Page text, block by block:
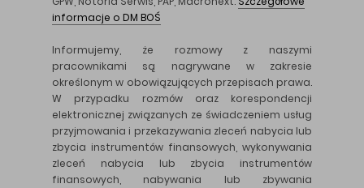
informacje o DM BOŚ
Informujemy, że rozmowy z naszymi
pracownikami są nagrywane w zakresie
określonym w obowiązujących przepisach prawa.
W przypadku rozmów oraz korespondencji
elektronicznej związanych ze świadczeniem usług
przyjmowania i przekazywania zleceń nabycia lub
zbycia instrumentów finansowych, wykonywania
zleceń nabycia lub zbycia instrumentów
finansowych, nabywania lub zbywania